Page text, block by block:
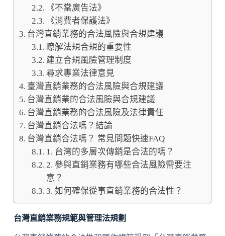
《不當廣告法》
《消費者保護法》
台灣直銷業務的合法風險與合規建議
瞭解法規合規的重要性
建立合規風險管理制度
尋求專業法律意見
臺灣直銷業務的合法風險與合規建議
台灣直銷業的合法風險與合規建議
台灣直銷業務的合法風險及法律責任
台灣直銷合法嗎？結論
台灣直銷合法嗎？ 常見問題快速FAQ
1. 台灣的多層次傳銷是合法的嗎？
2. 參與直銷業務有哪些合法風險需要注
意？
3. 如何確保從事直銷業務的合法性？
台灣直銷業務規範與管理法規劃